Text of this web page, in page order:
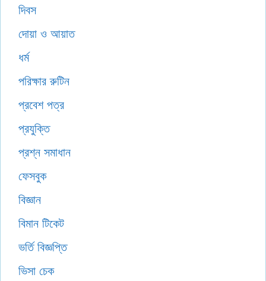
দিবস
দোয়া ও আয়াত
ধর্ম
পরিক্ষার রুটিন
প্রবেশ পত্র
প্রযুক্তি
প্রশ্ন সমাধান
ফেসবুক
বিজ্ঞান
বিমান টিকেট
ভর্তি বিজ্ঞপ্তি
ভিসা চেক